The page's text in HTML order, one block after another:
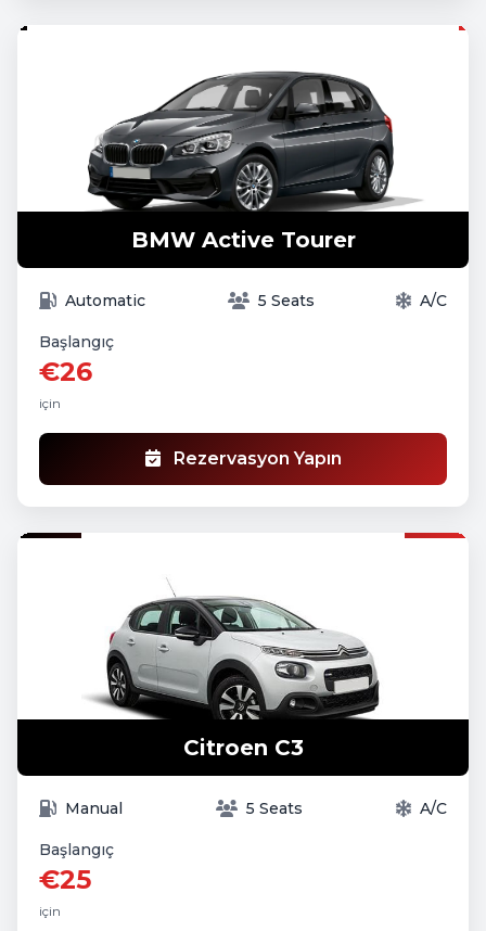
BMW Active Tourer
Automatic 5 Seats A/C
Başlangıç
€26
için
Rezervasyon Yapın
Citroen C3
Manual 5 Seats A/C
Başlangıç
€25
için